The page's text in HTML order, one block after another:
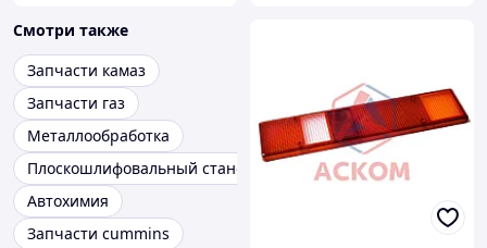
Смотри также
Запчасти камаз
Запчасти газ
Металлообработка
Плоскошлифовальный станок
Автохимия
Запчасти cummins